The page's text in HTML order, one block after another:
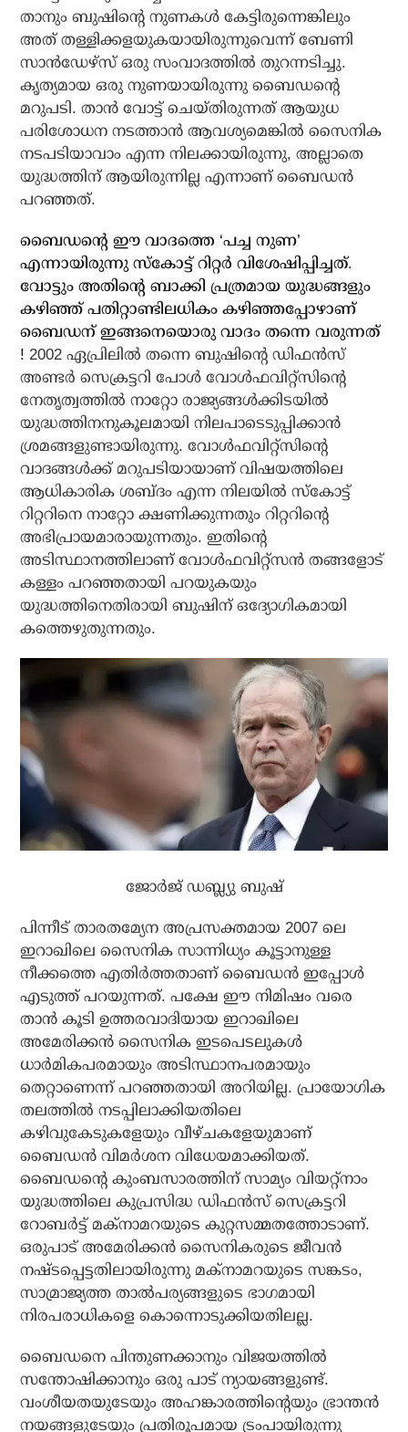
താനും ബുഷിന്റെ നുണകള്‍ കേട്ടിരുന്നെങ്കിലും
അത് തള്ളിക്കളയുകയായിരുന്നുവെന്ന് ബേണി
സാന്‍ഡേഴ്‌സ് ഒരു സംവാദത്തില്‍ തുറന്നടിച്ചു.
കൃത്യമായ ഒരു നുണയായിരുന്നു ബൈഡന്റെ
മറുപടി. താന്‍ വോട്ട് ചെയ്തിരുന്നത് ആയുധ
പരിശോധന നടത്താന്‍ ആവശ്യമെങ്കില്‍ സൈനിക
നടപടിയാവാം എന്ന നിലക്കായിരുന്നു, അല്ലാതെ
യുദ്ധത്തിന് ആയിരുന്നില്ല എന്നാണ് ബൈഡന്‍
പറഞ്ഞത്.
ബൈഡന്റെ ഈ വാദത്തെ ‘പച്ച നുണ’
എന്നായിരുന്നു സ്‌കോട്ട് റിറ്റര്‍ വിശേഷിപ്പിച്ചത്.
വോട്ടും അതിന്റെ ബാക്കി പ്രത്രമായ യുദ്ധങ്ങളും
കഴിഞ്ഞ് പതിറ്റാണ്ടിലധികം കഴിഞ്ഞപ്പോഴാണ്
ബൈഡന് ഇങ്ങനെയൊരു വാദം തന്നെ വരുന്നത്
! 2002 ഏപ്രിലില്‍ തന്നെ ബുഷിന്റെ ഡിഫന്‍സ്
അണ്ടര്‍ സെക്രട്ടറി പോള്‍ വോള്‍ഫവിറ്റ്‌സിന്റെ
നേതൃത്വത്തില്‍ നാറ്റോ രാജ്യങ്ങള്‍ക്കിടയില്‍
യുദ്ധത്തിനനുകൂലമായി നിലപാടെടുപ്പിക്കാന്‍
ശ്രമങ്ങളുണ്ടായിരുന്നു. വോള്‍ഫവിറ്റ്‌സിന്റെ
വാദങ്ങള്‍ക്ക് മറുപടിയായാണ് വിഷയത്തിലെ
ആധികാരിക ശബ്ദം എന്ന നിലയില്‍ സ്‌കോട്ട്
റിറ്ററിനെ നാറ്റോ ക്ഷണിക്കുന്നതും റിറ്ററിന്റെ
അഭിപ്രായമാരായുന്നതും. ഇതിന്റെ
അടിസ്ഥാനത്തിലാണ് വോള്‍ഫവിറ്റ്‌സന്‍ തങ്ങളോട്
കള്ളം പറഞ്ഞതായി പറയുകയും
യുദ്ധത്തിനെതിരായി ബുഷിന് ഒദ്യോഗികമായി
കത്തെഴുതുന്നതും.
ജോര്‍ജ് ഡബ്ല്യു ബുഷ്‌
പിന്നീട് താരതമ്യേന അപ്രസക്തമായ 2007 ലെ
ഇറാഖിലെ സൈനിക സാന്നിധ്യം കൂട്ടാനുള്ള
നീക്കത്തെ എതിര്‍ത്തതാണ് ബൈഡന്‍ ഇപ്പോള്‍
എടുത്ത് പറയുന്നത്. പക്ഷേ ഈ നിമിഷം വരെ
താന്‍ കൂടി ഉത്തരവാദിയായ ഇറാഖിലെ
അമേരിക്കന്‍ സൈനിക ഇടപെടലുകള്‍
ധാര്‍മികപരമായും അടിസ്ഥാനപരമായും
തെറ്റാണെന്ന് പറഞ്ഞതായി അറിയില്ല. പ്രായോഗിക
തലത്തില്‍ നടപ്പിലാക്കിയതിലെ
കഴിവുകേടുകളേയും വീഴ്ചകളേയുമാണ്
ബൈഡന്‍ വിമര്‍ശന വിധേയമാക്കിയത്.
ബൈഡന്റെ കുംബസാരത്തിന് സാമ്യം വിയറ്റ്‌നാം
യുദ്ധത്തിലെ കുപ്രസിദ്ധ ഡിഫന്‍സ് സെക്രട്ടറി
റോബര്‍ട്ട് മക്‌നാമറയുടെ കുറ്റസമ്മതത്തോടാണ്.
ഒരുപാട് അമേരിക്കന്‍ സൈനികരുടെ ജീവന്‍
നഷ്ടപ്പെട്ടതിലായിരുന്നു മക്‌നാമറയുടെ സങ്കടം,
സാമ്രാജ്യത്ത താല്‍പര്യങ്ങളുടെ ഭാഗമായി
നിരപരാധികളെ കൊന്നൊടുക്കിയതിലല്ല.
ബൈഡനെ പിന്തുണക്കാനും വിജയത്തില്‍
സന്തോഷിക്കാനും ഒരു പാട് ന്യായങ്ങളുണ്ട്.
വംശീയതയുടേയും അഹങ്കാരത്തിന്റെയും ഭ്രാന്തന്‍
നയങ്ങളുടേയും പ്രതിരൂപമായ ട്രംപായിരുന്നു